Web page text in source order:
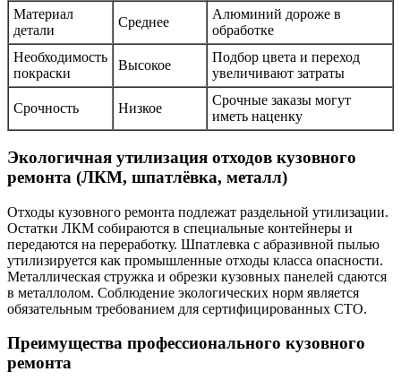
Материал
детали
Среднее
Алюминий дороже в
обработке
Необходимость
покраски
Высокое
Подбор цвета и переход
увеличивают затраты
Срочность Низкое
Срочные заказы могут
иметь наценку
Экологичная утилизация отходов кузовного
ремонта (ЛКМ, шпатлёвка, металл)
Отходы кузовного ремонта подлежат раздельной утилизации.
Остатки ЛКМ собираются в специальные контейнеры и
передаются на переработку. Шпатлевка с абразивной пылью
утилизируется как промышленные отходы класса опасности.
Металлическая стружка и обрезки кузовных панелей сдаются
в металлолом. Соблюдение экологических норм является
обязательным требованием для сертифицированных СТО.
Преимущества профессионального кузовного
ремонта